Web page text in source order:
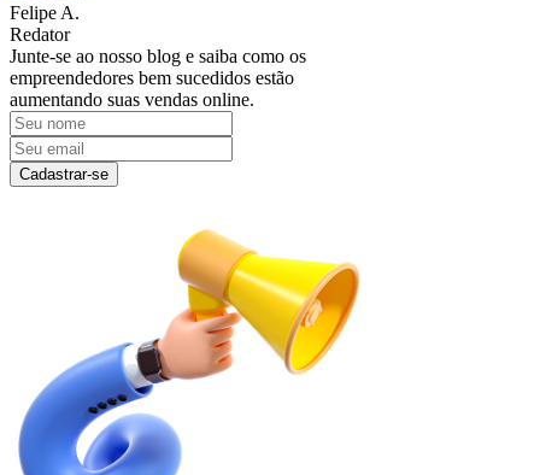
Felipe A.
Redator
Junte-se ao nosso blog e saiba como os
empreendedores bem sucedidos estão
aumentando suas vendas online.
Cadastrar-se